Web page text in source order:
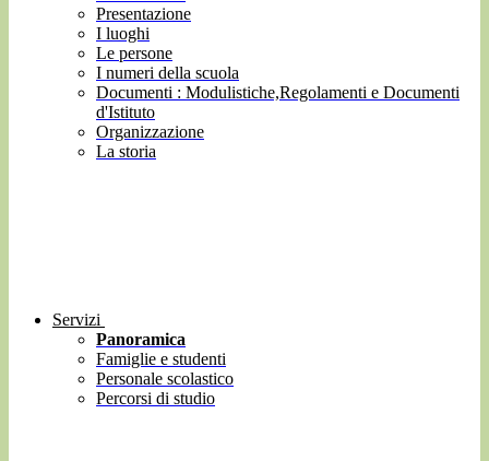
Presentazione
I luoghi
Le persone
I numeri della scuola
Documenti : Modulistiche,Regolamenti e Documenti
d'Istituto
Organizzazione
La storia
Servizi
Panoramica
Famiglie e studenti
Personale scolastico
Percorsi di studio